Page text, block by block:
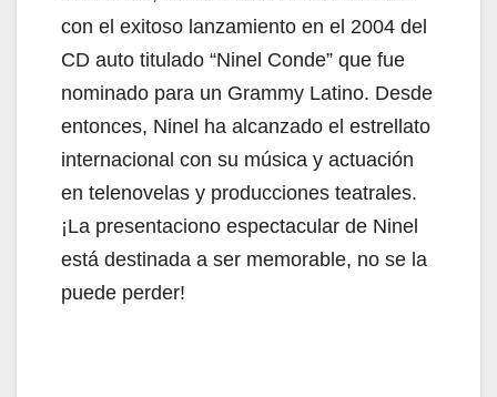
con el exitoso lanzamiento en el 2004 del
CD auto titulado “Ninel Conde” que fue
nominado para un Grammy Latino. Desde
entonces, Ninel ha alcanzado el estrellato
internacional con su música y actuación
en telenovelas y producciones teatrales.
¡La presentaciono espectacular de Ninel
está destinada a ser memorable, no se la
puede perder!